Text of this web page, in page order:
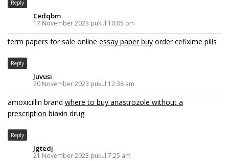
Reply
Cedqbm
17 November 2023 pukul 10:05 pm
term papers for sale online essay paper buy order cefixime pills
Reply
Juvusi
20 November 2023 pukul 12:38 am
amoxicillin brand where to buy anastrozole without a
prescription biaxin drug
Reply
Jgtedj
21 November 2023 pukul 7:25 am